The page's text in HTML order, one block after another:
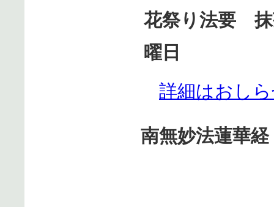
花祭り法要
曜日
詳細はおし
南無妙法蓮華経